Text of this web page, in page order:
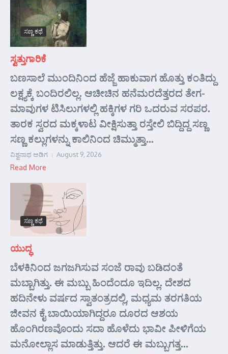
ಸಣ್ಣ ಕಥೆ
ಸ್ವತ್ತುಗಾರಿಕೆ
ಬಣಸಾಲೆ ಮುಂದಿನಿಂದ ಹೆಜ್ಜೆ ಹಾಕುವಾಗ ಹೊತ್ತು ಕಂತಿದ್ದು
ಲಕ್ಷ್ಯಕ್ಕೆ ಬಂದಿರಲಿಲ್ಲ. ಆಚೀಚಿನ ಹನೆಮರದೆತ್ತರದ ತೇಗ-
ಮಾವುಗಳ ಟಿಸಿಲುಗಳಲ್ಲಿ ಹಕ್ಕಿಗಳ ಗರಿ ಒದರುವ ಸರಪರ.
ತಾರಕ ಸ್ವರದ ಮಕ್ಕಳಾಟ ವೀಕ್ಷಿಸುತ್ತಾ ರಸ್ತೇಲಿ ಬಿದ್ದಿದ್ದ ಸಣ್ಣ
ಸಣ್ಣ ಕಲ್ಲುಗಳನ್ನು ಕಾಲಿನಿಂದ ಚಿಮ್ಮುತ್ತಾ...
ವಿಶ್ವನಾಥ ಅಡಿಗ August 9, 2026
Read More
ಸಣ್ಣ ಕಥೆ
ಯುದ್ಧ
ಬೆಳಕಿನಿಂದ ಜಗಜಗಿಸುವ ಸಂಜೆ ರಾವು ಬಡಿದಂತೆ
ಮಬ್ಬಾಗಿತ್ತು. ಈ ಮಬ್ಬು ಹಿಂದೆಂದೂ ಇದಿಲ್ಲ. ದೇಶದ
ಹದಿನೇಳು ವರ್ಷದ ಸ್ವಾತಂತ್ರದಲ್ಲಿ, ಮಧ್ಯಮ ತರಗತಿಯ
ಜೀವನ ಕೈ ಬಾಯಿಯಾಗಿದ್ದರೂ ದೂರದ ಆಶಯ
ಹೊಂಗಿರಣವೊಂದು ಸದಾ ಹೊಳೆದು ಭಾವೀ ಪೀಳಿಗೆಯ
ಮನೋಲ್ಲಾಸ ಮಾಡುತ್ತಿತ್ತು. ಆದರೆ ಈ ಮಬ್ಬುಗತ್ತ...